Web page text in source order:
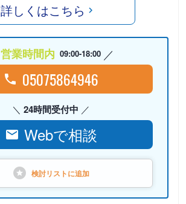
詳しくはこちら
営業時間内 09:00-18:00
05075864946
24時間受付中
Webで相談
検討リストに追加